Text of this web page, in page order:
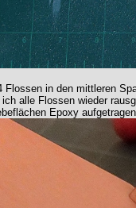
Flossen in den mittleren
alle Flossen wieder
Epoxy